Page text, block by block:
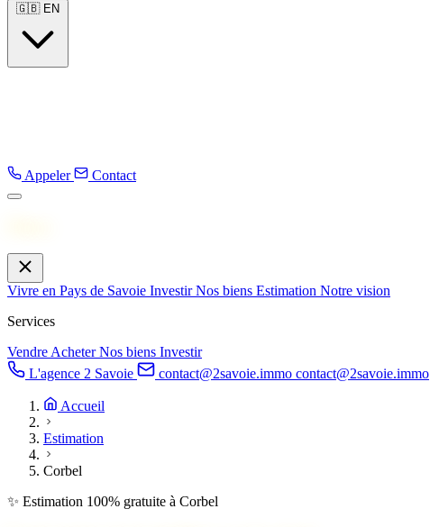
🇬🇧 EN
Appeler Contact
Vivre en Pays de Savoie InvestirNos biens Estimation Notre vision
Services
VendreAcheterNos biens Investir
L'agence 2 Savoie
contact@2savoie.immo contact@2savoie.immo
Accueil
Estimation
Corbel
✨ Estimation 100% gratuite à Corbel